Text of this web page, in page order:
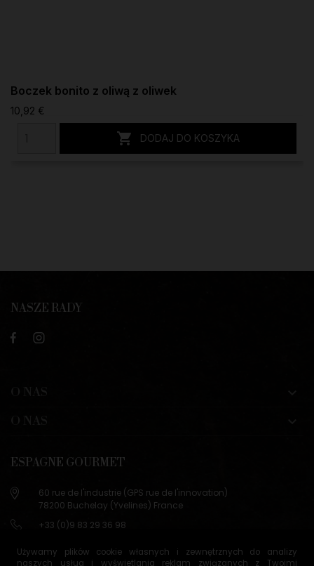
Używamy plików cookie własnych i zewnętrznych do analizy
naszych usług i wyświetlania reklam związanych z Twoimi
Boczek bonito z oliwą z oliwek
10,92 €
 DODAJ DO KOSZYKA
NASZE RADY
ESPAGNE GOURMET
60 rue de l'industrie (GPS rue de l'innovation)
78200 Buchelay (Yvelines) France
+33 (0)9 83 29 36 98
78200 Buchelay (Yvelines) France